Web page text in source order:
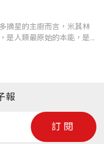
摘星的主廚而言，米其林
是人類最原始的本能，是
發創新，也最可能導致衝
報
訂閱